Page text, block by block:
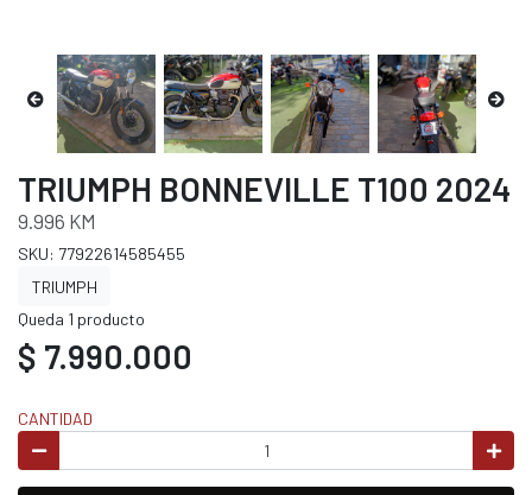
TRIUMPH BONNEVILLE T100 2024
9.996 KM
SKU: 77922614585455
TRIUMPH
Queda 1 producto
$ 7.990.000
CANTIDAD